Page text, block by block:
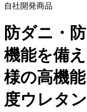
自社開発商品
防ダニ・
機能を備
様の高機
度ウレタ